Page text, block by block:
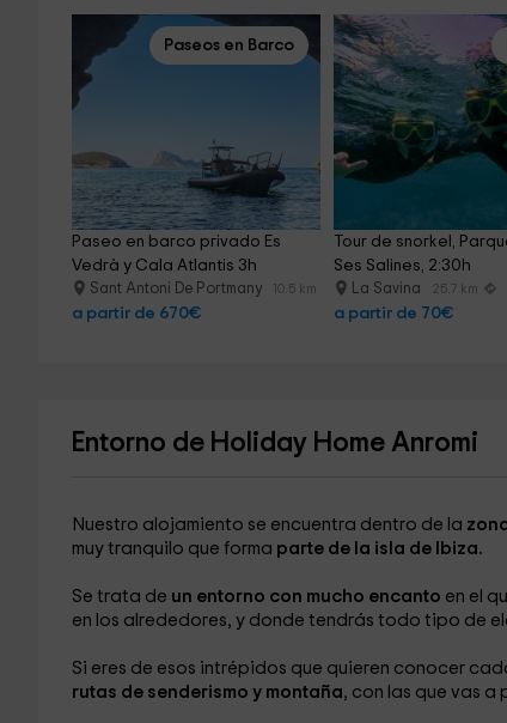
Paseos en Barco
Paseo en barco privado Es
Vedrà y Cala Atlantis 3h
Sant Antoni De Portmany 10.5 km
a partir de 670€
Tour de snorkel,
Ses Salines, 2:30h
La Savina 25.7 km
a partir de 70€
Entorno de Holiday Home Anromi
Nuestro alojamiento se encuentra dentro de la
muy tranquilo que forma parte de la isla de Ibiza.
Se trata de un entorno con mucho encanto en el
en los alrededores, y donde tendrás todo tipo de
Si eres de esos intrépidos que quieren conocer
rutas de senderismo y montaña, con las que vas a